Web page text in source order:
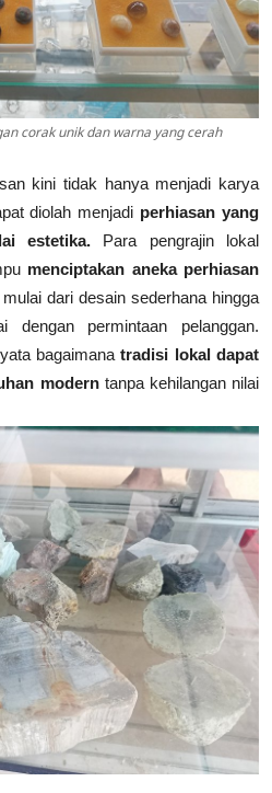
corak unik dan warna yang cerah
kini tidak hanya menjadi karya
diolah menjadi perhiasan yang
estetika. Para pengrajin lokal
menciptakan aneka perhiasan
dari desain sederhana hingga
permintaan pelanggan.
bagaimanatradisi lokal dapat
moderntanpa kehilangan nilai